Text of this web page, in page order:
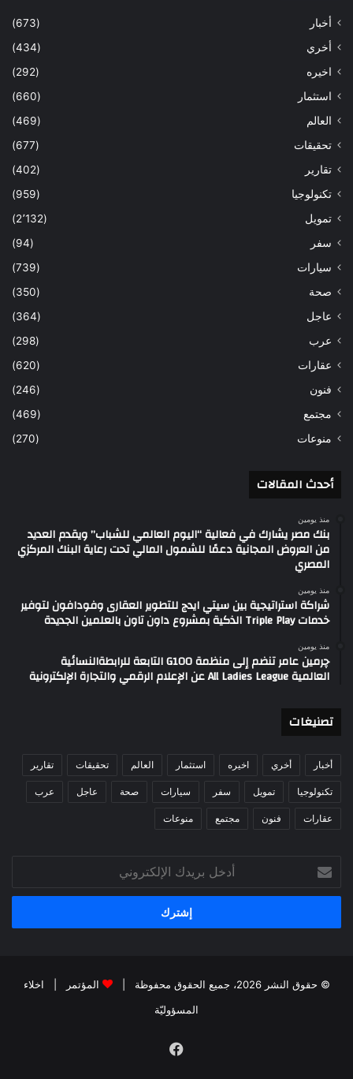
أخبار
(673)
أخري
(434)
اخيره
(292)
استثمار
(660)
العالم
(469)
تحقيقات
(677)
تقارير
(402)
تكنولوجيا
(959)
تمويل
(2٬132)
سفر
(94)
سيارات
(739)
صحة
(350)
عاجل
(364)
عرب
(298)
عقارات
(620)
فنون
(246)
مجتمع
(469)
منوعات
(270)
أحدث المقالات
منذ يومين
بنك مصر يشارك في فعالية “اليوم العالمي للشباب” ويقدم العديد
من العروض المجانية دعمًا للشمول المالي تحت رعاية البنك المركزي
المصري
منذ يومين
شراكة استراتيجية بين سيتي ايدج للتطوير العقارى وفودافون لتوفير
خدمات Triple Play الذكية بمشروع داون تاون بالعلمين الجديدة
منذ يومين
چرمين عامر تنضم إلى منظمة G100 التابعة للرابطةالنسائية
العالمية All Ladies League عن الإعلام الرقمي والتجارة الإلكترونية
تصنيغات
أخبار أخري اخيره استثمار العالم تحقيقات تقارير
تكنولوجيا تمويل سفر سيارات صحة عاجل عرب
عقارات فنون مجتمع منوعات
بريدك
الإلكتروني
© حقوق النشر 2026، جميع الحقوق محفوظة | المؤتمر
اخلاء
المسؤوليّة
فيسبوك